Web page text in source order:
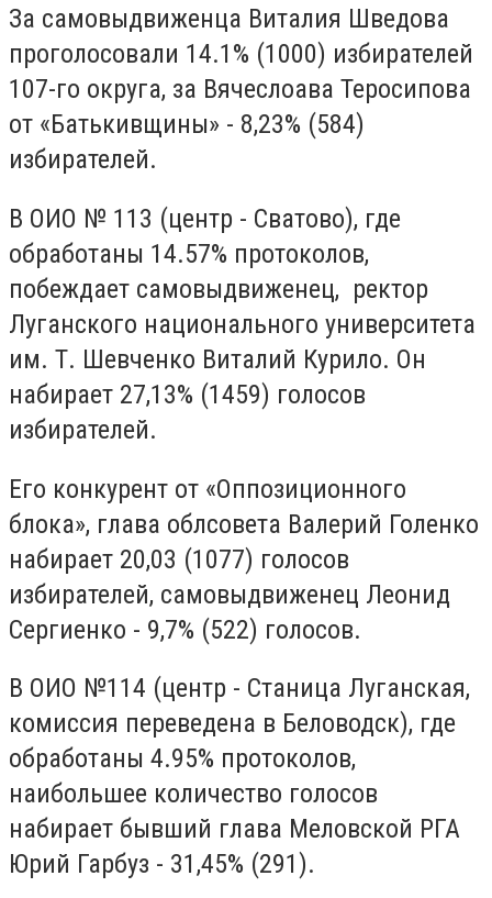
За самовыдвиженца Виталия Шведова
проголосовали 14.1% (1000) избирателей
107-го округа, за Вячеслоава Теросипова
от «Батькивщины» - 8,23% (584)
избирателей.
В ОИО № 113 (центр - Сватово), где
обработаны 14.57% протоколов,
побеждает самовыдвиженец, ректор
Луганского национального университета
им. Т. Шевченко Виталий Курило. Он
набирает 27,13% (1459) голосов
избирателей.
Его конкурент от «Оппозиционного
блока», глава облсовета Валерий Голенко
набирает 20,03 (1077) голосов
избирателей, самовыдвиженец Леонид
Сергиенко - 9,7% (522) голосов.
В ОИО №114 (центр - Станица Луганская,
комиссия переведена в Беловодск), где
обработаны 4.95% протоколов,
наибольшее количество голосов
набирает бывший глава Меловской РГА
Юрий Гарбуз - 31,45% (291).